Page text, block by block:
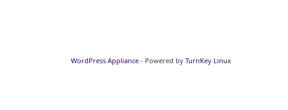
WordPress Appliance - Powered by TurnKey Linux